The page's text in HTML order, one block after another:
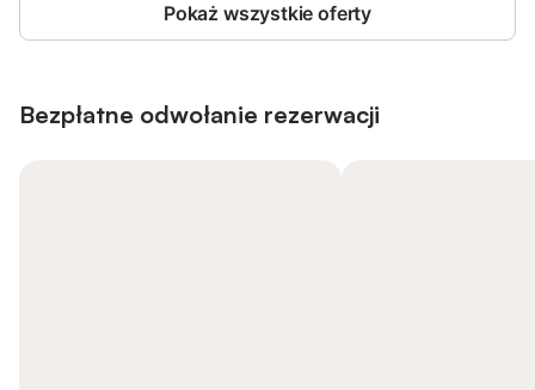
Pokaż wszystkie oferty
Bezpłatne odwołanie rezerwacji